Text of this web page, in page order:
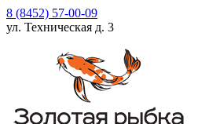
8 (8452) 57-00-09
ул. Техническая д. 3